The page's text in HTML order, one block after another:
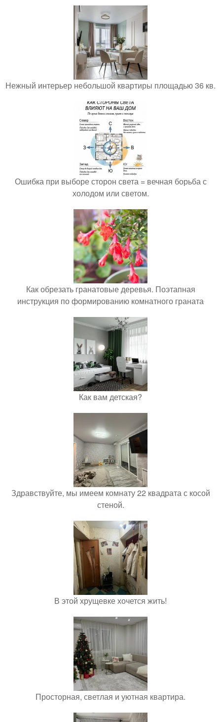
Нежный интерьер небольшой квартиры площадью 36 кв.
Ошибка при выборе сторон света = вечная борьба с
холодом или светом.
Как обрезать гранатовые деревья. Поэтапная
инструкция по формированию комнатного граната
Как вам детская?
Здравствуйте, мы имеем комнату 22 квадрата с косой
стеной.
В этой хрущевке хочется жить!
Просторная, светлая и уютная квартира.